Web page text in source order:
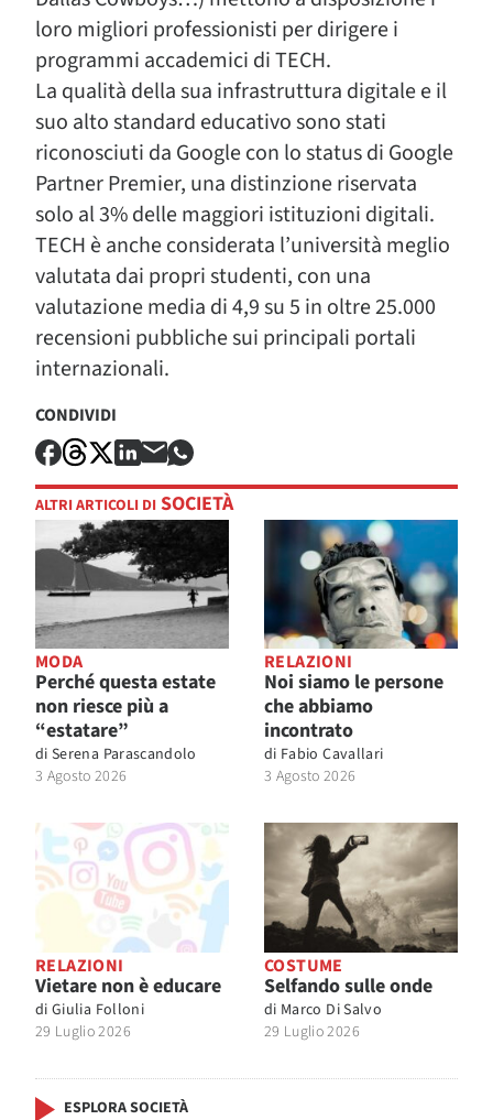
loro migliori professionisti per dirigere i
programmi accademici di TECH.
La qualità della sua infrastruttura digitale e il
suo alto standard educativo sono stati
riconosciuti da Google con lo status di Google
Partner Premier, una distinzione riservata
solo al 3% delle maggiori istituzioni digitali.
TECH è anche considerata l’università meglio
valutata dai propri studenti, con una
valutazione media di 4,9 su 5 in oltre 25.000
recensioni pubbliche sui principali portali
internazionali.
CONDIVIDI
ALTRI ARTICOLI DI SOCIETÀ
MODA
Perché questa estate
non riesce più a
“estatare”
di Serena Parascandolo
3 Agosto 2026
RELAZIONI
Noi siamo le persone
che abbiamo
incontrato
di Fabio Cavallari
3 Agosto 2026
RELAZIONI
Vietare non è educare
di Giulia Folloni
29 Luglio 2026
COSTUME
Selfando sulle onde
di Marco Di Salvo
29 Luglio 2026
ESPLORA SOCIETÀ